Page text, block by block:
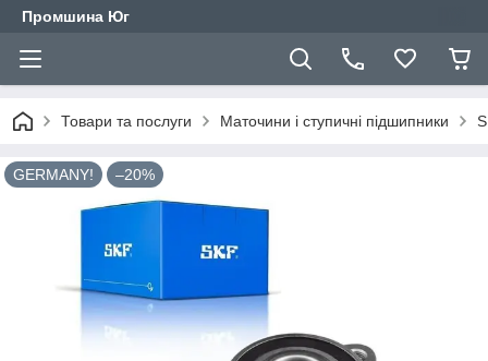
Промшина Юг
Товари та послуги Маточини і ступичні підшипники
GERMANY! –20%